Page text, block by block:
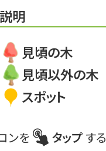
明
見頃の木
見頃以外の木
スポット
ンを タップ す
シロダモ